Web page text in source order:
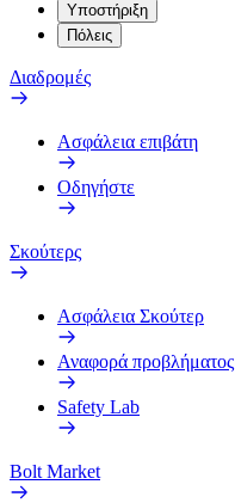
Υποστήριξη
Πόλεις
Διαδρομές
Ασφάλεια επιβάτη
Οδηγήστε
Σκούτερς
Ασφάλεια Σκούτερ
Αναφορά προβλήματος
Safety Lab
Bolt Market